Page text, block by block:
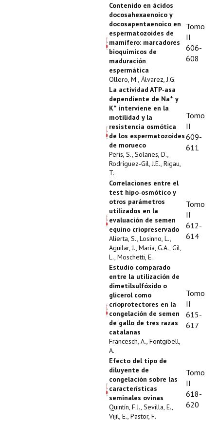
Contenido en ácidos
docosahexaenoico y
docosapentaenoico en
espermatozoides de
mamífero: marcadores
bioquímicos de
maduración
espermática
Ollero, M., Álvarez, J.G.
Tomo
II
606-
608
La actividad ATP‑asa
dependiente de Na+ y
K+ interviene en la
motilidad y la
resistencia osmótica
de los espermatozoides
de morueco
Peris, S., Solanes, D.,
Rodríguez‑Gil, J.E., Rigau,
T.
Tomo
II
609-
611
Correlaciones entre el
test hipo‑osmótico y
otros parámetros
utilizados en la
evaluación de semen
equino criopreservado
Alierta, S., Losinno, L.,
Aguilar, J., María, G.A., Gil,
L., Moschetti, E.
Tomo
II
612-
614
Estudio comparado
entre la utilización de
dimetilsulfóxido o
glicerol como
crioprotectores en la
congelación de semen
de gallo de tres razas
catalanas
Francesch, A., Fontgibell,
A.
Tomo
II
615-
617
Efecto del tipo de
diluyente de
congelación sobre las
características
seminales ovinas
Quintín, F.J., Sevilla, E.,
Vijil, E., Pastor, F.
Tomo
II
618-
620